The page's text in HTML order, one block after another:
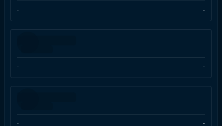
- -
- -
- -